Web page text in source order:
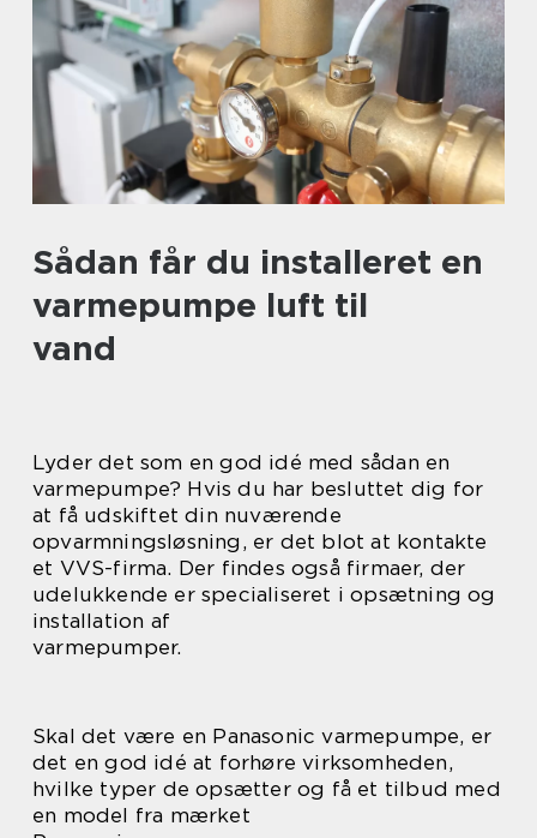
Sådan får du installeret en
varmepumpe luft til
vand
Lyder det som en god idé med sådan en
varmepumpe? Hvis du har besluttet dig for
at få udskiftet din nuværende
opvarmningsløsning, er det blot at kontakte
et VVS-firma. Der findes også firmaer, der
udelukkende er specialiseret i opsætning og
installation af
varmepumper.
Skal det være en Panasonic varmepumpe, er
det en god idé at forhøre virksomheden,
hvilke typer de opsætter og få et tilbud med
en model fra mærket